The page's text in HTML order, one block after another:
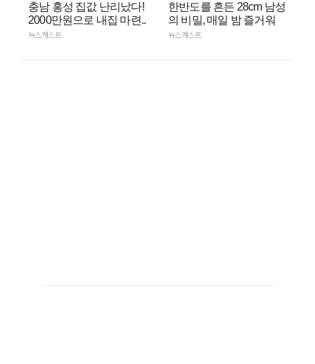
충남 홍성 집값 난리났다!
2000만원으로 내집 마련..
뉴스캐스트
한반도를 흔든 28cm 남성
의 비밀, 매일 밤 즐거워
뉴스캐스트